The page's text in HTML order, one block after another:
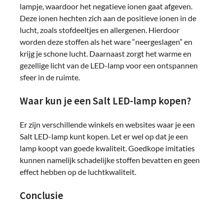
lampje, waardoor het negatieve ionen gaat afgeven.
Deze ionen hechten zich aan de positieve ionen in de
lucht, zoals stofdeeltjes en allergenen. Hierdoor
worden deze stoffen als het ware “neergeslagen” en
krijg je schone lucht. Daarnaast zorgt het warme en
gezellige licht van de LED-lamp voor een ontspannen
sfeer in de ruimte.
Waar kun je een Salt LED-lamp kopen?
Er zijn verschillende winkels en websites waar je een
Salt LED-lamp kunt kopen. Let er wel op dat je een
lamp koopt van goede kwaliteit. Goedkope imitaties
kunnen namelijk schadelijke stoffen bevatten en geen
effect hebben op de luchtkwaliteit.
Conclusie